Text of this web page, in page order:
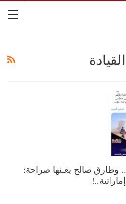
وطارق صالح يعلنها صراحة: